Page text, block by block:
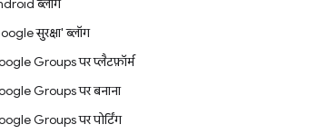
ब्लॉग
सुरक्षा' ब्लॉग
Groups पर प्लैटफ़ॉर्म
Groups पर बनाना
Groups पर पोर्टिंग